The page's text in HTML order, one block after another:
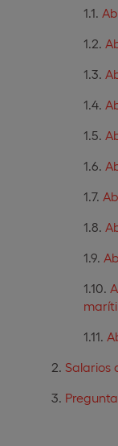
Salarios